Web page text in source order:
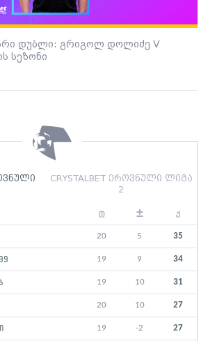
CRYSTALBET ეროვნული ლიგა
2
თ ± ქ
20 5 35
19 9 34
19 10 31
20 10 27
19 -2 27
დუბლი: გრიგოლ დოლიძე V
სეზონი